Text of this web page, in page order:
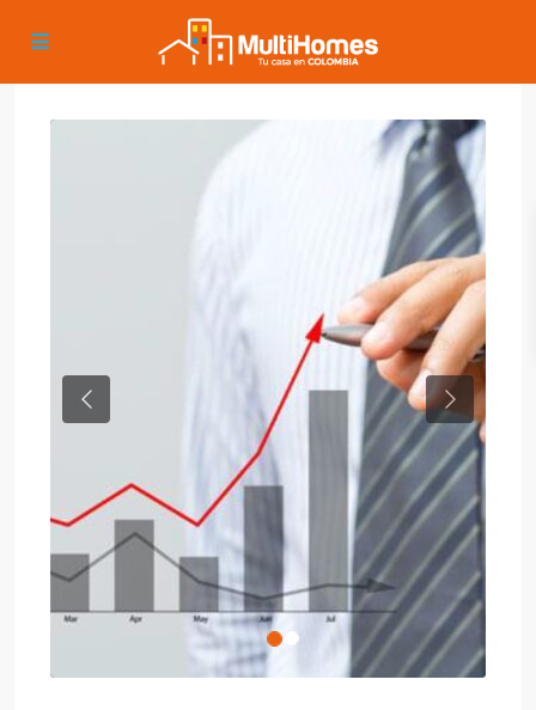
Previous Next